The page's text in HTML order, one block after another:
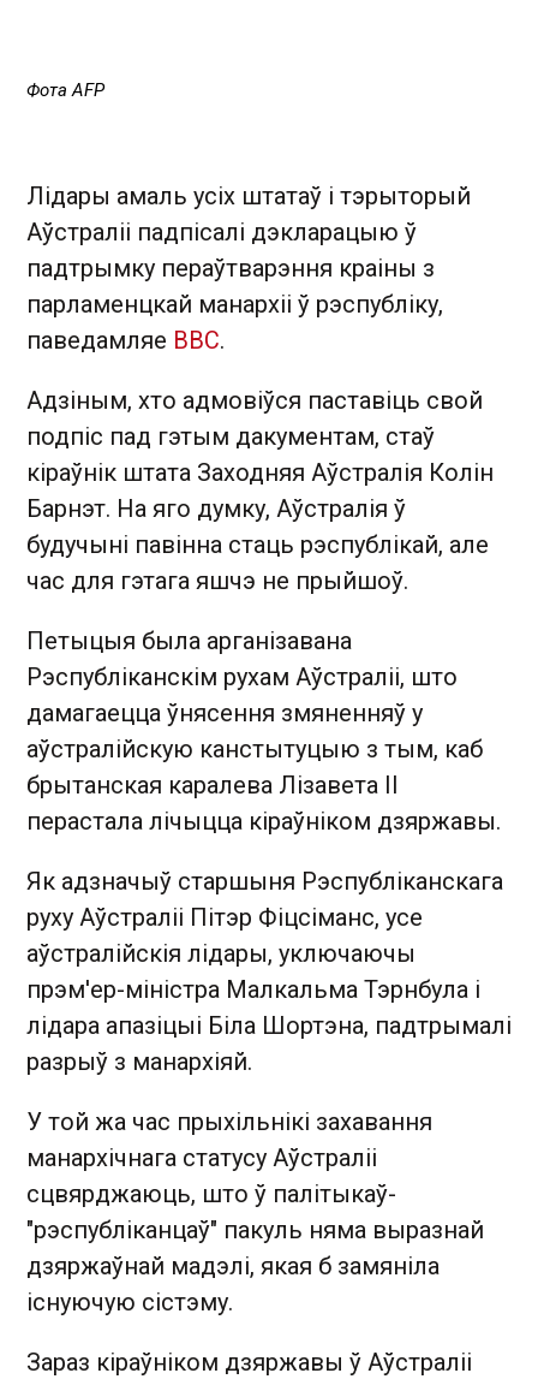
Фота AFP
Лідары амаль усіх штатаў і тэрыторый
Аўстраліі падпісалі дэкларацыю ў
падтрымку пераўтварэння краіны з
парламенцкай манархіі ў рэспубліку,
паведамляе ВВС.
Адзіным, хто адмовіўся паставіць свой
подпіс пад гэтым дакументам, стаў
кіраўнік штата Заходняя Аўстралія Колін
Барнэт. На яго думку, Аўстралія ў
будучыні павінна стаць рэспублікай, але
час для гэтага яшчэ не прыйшоў.
Петыцыя была арганізавана
Рэспубліканскім рухам Аўстраліі, што
дамагаецца ўнясення змяненняў у
аўстралійскую канстытуцыю з тым, каб
брытанская каралева Лізавета II
перастала лічыцца кіраўніком дзяржавы.
Як адзначыў старшыня Рэспубліканскага
руху Аўстраліі Пітэр Фіцсіманс, усе
аўстралійскія лідары, уключаючы
прэм'ер-міністра Малкальма Тэрнбула і
лідара апазіцыі Біла Шортэна, падтрымалі
разрыў з манархіяй.
У той жа час прыхільнікі захавання
манархічнага статусу Аўстраліі
сцвярджаюць, што ў палітыкаў-
"рэспубліканцаў" пакуль няма выразнай
дзяржаўнай мадэлі, якая б замяніла
існуючую сістэму.
Зараз кіраўніком дзяржавы ў Аўстраліі